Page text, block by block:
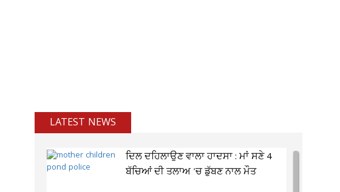
LATEST NEWS
ਦਿਲ ਦਹਿਲਾਉਣ ਵਾਲਾ ਹਾਦਸਾ : ਮਾਂ ਸਣੇ 4
ਬੱਚਿਆਂ ਦੀ ਤਲਾਅ 'ਚ ਡੁੱਬਣ ਨਾਲ ਮੌਤ